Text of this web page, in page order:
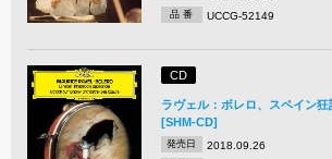
品 番 UCCG-52149
CD
ラヴェル：ボレロ、スペイン
[SHM-CD]
発売日 2018.09.26